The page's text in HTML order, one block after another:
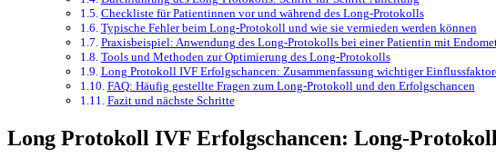
Checkliste für Patientinnen vor und während des Long-Protokolls
Typische Fehler beim Long-Protokoll und wie sie vermieden werden können
Praxisbeispiel: Anwendung des Long-Protokolls bei einer Patientin mit
Tools und Methoden zur Optimierung des Long-Protokolls
Long Protokoll IVF Erfolgschancen: Zusammenfassung wichtiger
FAQ: Häufig gestellte Fragen zum Long-Protokoll und den Erfolgschancen
Fazit und nächste Schritte
Long Protokoll IVF Erfolgschancen: Long-